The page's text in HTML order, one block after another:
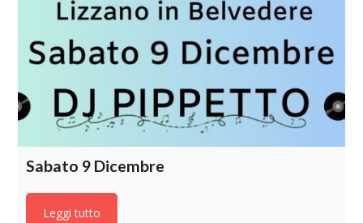
Sabato 9 Dicembre
Leggi tutto